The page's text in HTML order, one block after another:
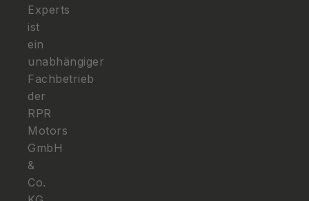
Experts
ist
ein
unabhängiger
Fachbetrieb
der
RPR
Motors
GmbH
&
Co.